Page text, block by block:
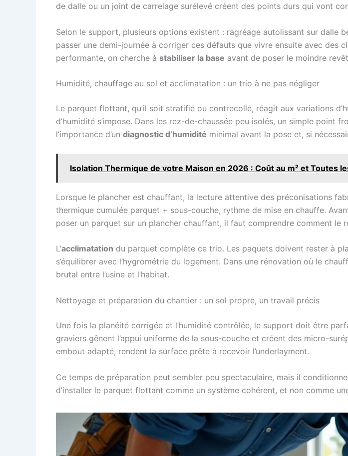
de dalle ou un joint de carrelage surélevé créent des points durs qui vont
Selon le support, plusieurs options existent : ragréage autolissant sur dalle
passer une demi-journée à corriger ces défauts que vivre ensuite avec des
performante, on cherche à stabiliser la base avant de poser le moindre
Humidité, chauffage au sol et acclimatation : un trio à ne pas négliger
Le parquet flottant, qu’il soit stratifié ou contrecollé, réagit aux variations
d’humidité s’impose. Dans les rez-de-chaussée peu isolés, un simple point
l’importance d’un diagnostic d’humidité minimal avant la pose et, si
Isolation Thermique de votre Maison en 2026 : Coût au m² et Toutes
Lorsque le plancher est chauffant, la lecture attentive des préconisations
thermique cumulée parquet + sous-couche, rythme de mise en chauffe.
poser un parquet sur un plancher chauffant, il faut comprendre comment le
L’acclimatation du parquet complète ce trio. Les paquets doivent rester à
s’équilibrer avec l’hygrométrie du logement. Dans une rénovation où le
brutal entre l’usine et l’habitat.
Nettoyage et préparation du chantier : un sol propre, un travail précis
Une fois la planéité corrigée et l’humidité contrôlée, le support doit être
graviers gênent l’appui uniforme de la sous-couche et créent des micro-
embout adapté, rendent la surface prête à recevoir l’underlayment.
Ce temps de préparation peut sembler peu spectaculaire, mais il
d’installer le parquet flottant comme un système cohérent, et non comme